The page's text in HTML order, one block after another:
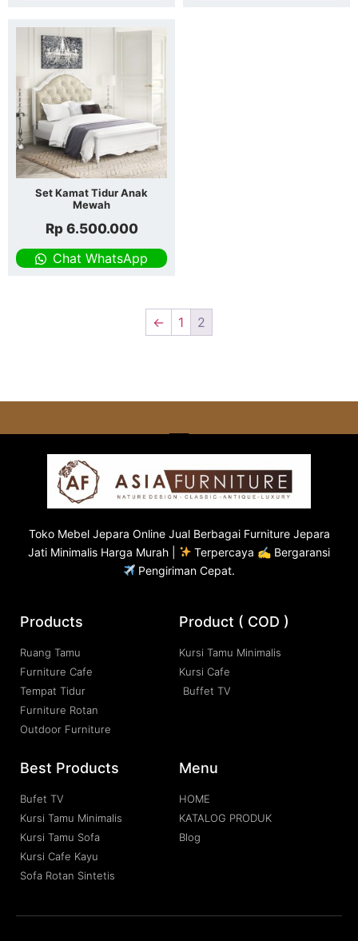
Set Kamat Tidur Anak
Mewah
Rp6.500.000
Chat WhatsApp
← 1 2
Toko Mebel Jepara Online Jual Berbagai Furniture Jepara
Jati Minimalis Harga Murah |
Terpercaya ✍ Bergaransi
Pengiriman Cepat.
Products
Ruang Tamu
Furniture Cafe
Tempat Tidur
Furniture Rotan
Outdoor Furniture
Product ( COD )
Kursi Tamu Minimalis
Kursi Cafe
Buffet TV
Best Products
Bufet TV
Kursi Tamu Minimalis
Kursi Tamu Sofa
Kursi Cafe Kayu
Sofa Rotan Sintetis
Menu
HOME
KATALOG PRODUK
Blog